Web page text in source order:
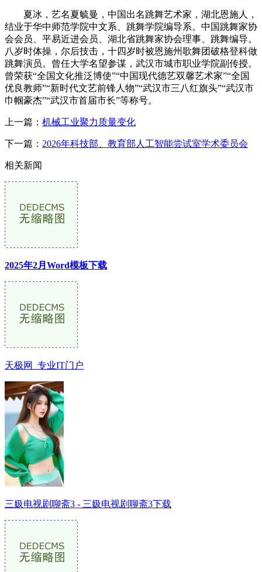
夏冰，艺名夏毓曼，中国出名跳舞艺术家，湖北恩施人，
结业于华中师范学院中文系、跳舞学院编导系。中国跳舞家协
会会员、平易近进会员、湖北省跳舞家协会理事、跳舞编导。
八岁时体操，尔后技击，十四岁时被恩施州歌舞团破格登科做
跳舞演员。曾任大学名望参谋，武汉市城市职业学院副传授。
曾荣获“全国文化推泛博使”“中国现代德艺双馨艺术家”“全国
优良教师”“新时代文艺前锋人物”“武汉市三八红旗头”“武汉市
巾帼豪杰”“武汉市首届市长”等称号。
上一篇： 机械工业聚力质量变化
下一篇： 2026年科技部、教育部人工智能尝试室学术委员会
相关新闻
2025年2月Word模板下载
天极网_专业IT门户
三㚫电视剧聊斋3 - 三㚫电视剧聊斋3下载